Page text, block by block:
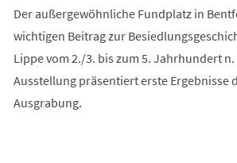
Der außergewöhnliche Fundplatz in
wichtigen Beitrag zur
Lippe vom 2./3. bis zum 5. Jahrhundert n.
Ausstellung präsentiert erste Ergebnisse
Ausgrabung.